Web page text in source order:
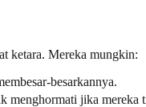
ketara. Mereka mungkin:
besarkannya.
menghormati jika mereka